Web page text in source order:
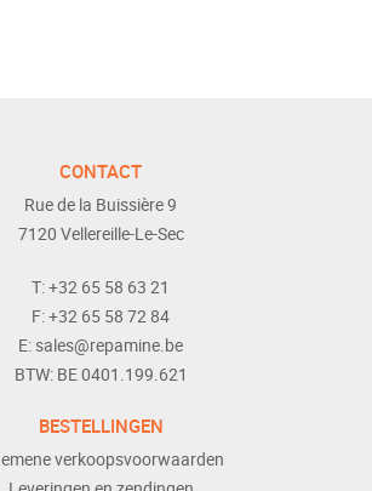
CONTACT
Rue de la Buissière 9
7120 Vellereille-Le-Sec
T:+32 65 58 63 21
F:+32 65 58 72 84
E:sales@repamine.be
BTW: BE 0401.199.621
BESTELLINGEN
verkoopsvoorwaarden